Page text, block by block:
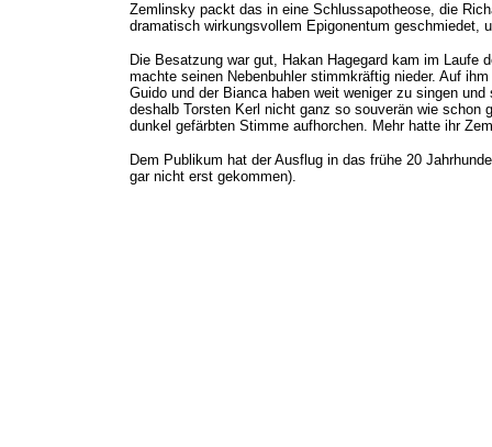
Zemlinsky packt das in eine Schlussapotheose, die
dramatisch wirkungsvollem Epigonentum geschmiedet,
Die Besatzung war gut, Hakan Hagegard kam im Laufe
machte seinen Nebenbuhler stimmkräftig nieder. Auf
Guido und der Bianca haben weit weniger zu singen
deshalb Torsten Kerl nicht ganz so souverän wie
dunkel gefärbten Stimme aufhorchen. Mehr hatte ihr
Dem Publikum hat der Ausflug in das frühe 20
gar nicht erst gekommen).